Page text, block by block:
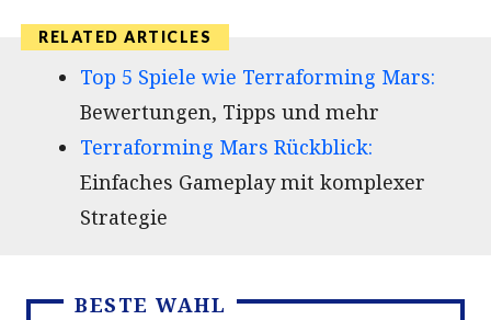
Top 5 Spiele wie Terraforming Mars:
Bewertungen, Tipps und mehr
Terraforming Mars Rückblick:
Einfaches Gameplay mit komplexer
Strategie
BESTE WAHL